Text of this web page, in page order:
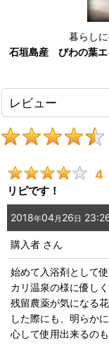
暮らし
石垣島産 びわの葉
レビュー
4
リピです！
2018年04月 26日
購入者 さん
始めて入浴剤として
カリ温泉の様に優しく
残留農薬が気になる
した際にも、明らか
心して使用出来るの